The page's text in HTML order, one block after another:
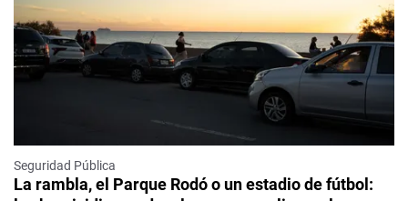
Seguridad Pública
La rambla, el Parque Rodó o un estadio de fútbol: